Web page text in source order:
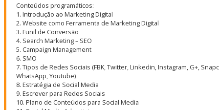
Conteúdos programáticos:
1. Introdução ao Marketing Digital
2. Website como Ferramenta de Marketing Digital
3. Funil de Conversão
4. Search Marketing – SEO
5. Campaign Management
6. SMO
7. Tipos de Redes Sociais (FBK, Twitter, Linkedin, Instagram, G+,
WhatsApp, Youtube)
8. Estratégia de Social Media
9. Escrever para Redes Sociais
10. Plano de Conteúdos para Social Media